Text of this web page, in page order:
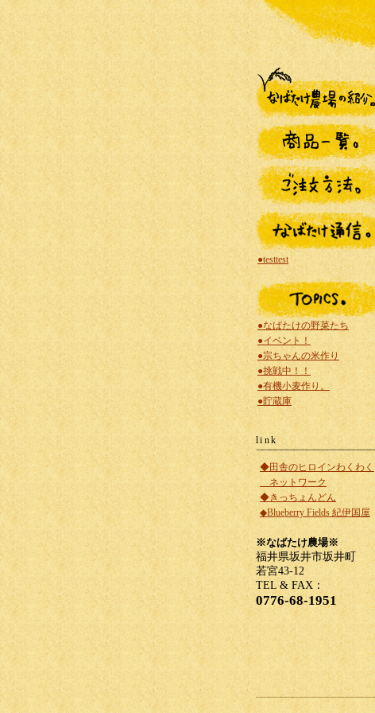
●testtest
●なばたけの野菜たち
●イベント！
●宗ちゃんの米作り
●挑戦中！！
●有機小麦作り。
●貯蔵庫
link
◆田舎のヒロインわくわく
ネットワーク
◆きっちょんどん
◆Blueberry Fields 紀伊国屋
※なばたけ農場※
福井県坂井市坂井町
若宮43-12
TEL & FAX：
0776-68-1951